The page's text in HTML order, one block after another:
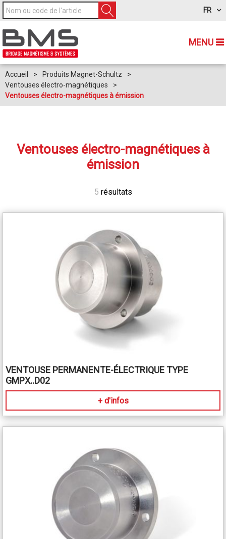
MENU
FR
Accueil > Produits Magnet-Schultz
>
Ventouses électro-magnétiques
>
Ventouses électro-magnétiques à émission
Ventouses électro-magnétiques à
émission
5 résultats
VENTOUSE PERMANENTE-ÉLECTRIQUE TYPE
GMPX..D02
+ d'infos